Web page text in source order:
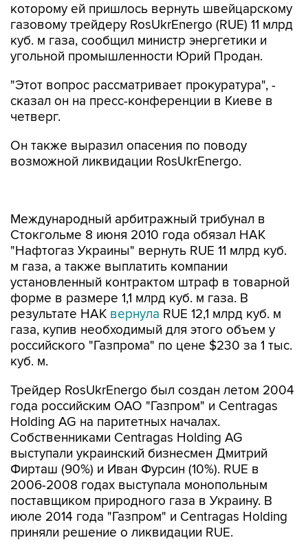
которому ей пришлось вернуть швейцарскому
газовому трейдеру RosUkrEnergo (RUE) 11 млрд
куб. м газа, сообщил министр энергетики и
угольной промышленности Юрий Продан.
"Этот вопрос рассматривает прокуратура", -
сказал он на пресс-конференции в Киеве в
четверг.
Он также выразил опасения по поводу
возможной ликвидации RosUkrEnergo.
"Нафтогаз Украины" вернуть RUE 11 млрд куб.
м газа, а также выплатить компании
установленный контрактом штраф в товарной
форме в размере 1,1 млрд куб. м газа. В
результате НАКвернулаRUE 12,1 млрд куб. м
газа, купив необходимый для этого объем у
российского "Газпрома" по цене $230 за 1 тыс.
куб. м.
Трейдер RosUkrEnergo был создан летом 2004
Holding AG на паритетных началах.
Собственниками Centragas Holding AG
выступали украинский бизнесмен Дмитрий
Фирташ (90%) и Иван Фурсин (10%). RUE в
2006-2008 годах выступала монопольным
поставщиком природного газа в Украину. В
июле 2014 года "Газпром" и Centragas Holding
приняли решение о ликвидации RUE.
Украина Нафтогаз RosUkrEnergo Юрий Продан